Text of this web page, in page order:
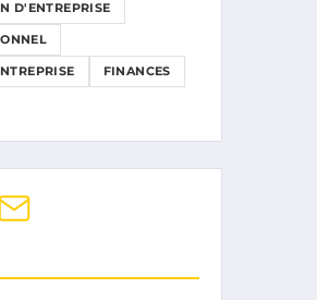
D'ENTREPRISE
FINANCES